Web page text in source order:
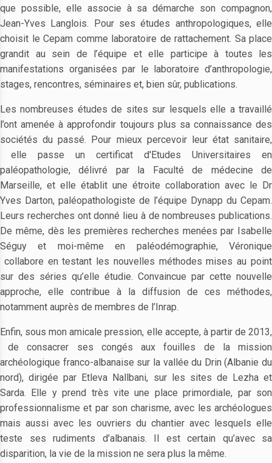
que possible, elle associe à sa démarche son compagnon,
Jean-Yves Langlois. Pour ses études anthropologiques, elle
choisit le Cepam comme laboratoire de rattachement. Sa place
grandit au sein de l’équipe et elle participe à toutes les
manifestations organisées par le laboratoire d’anthropologie,
stages, rencontres, séminaires et, bien sûr, publications.
Les nombreuses études de sites sur lesquels elle a travaillé
l’ont amenée à approfondir toujours plus sa connaissance des
sociétés du passé. Pour mieux percevoir leur état sanitaire,
elle passe un certificat d'Etudes Universitaires en
paléopathologie, délivré par la Faculté de médecine de
Marseille, et elle établit une étroite collaboration avec le Dr
Yves Darton, paléopathologiste de l’équipe Dynapp du Cepam.
Leurs recherches ont donné lieu à de nombreuses publications.
De même, dès les premières recherches menées par Isabelle
Séguy et moi-même en paléodémographie, Véronique
collabore en testant les nouvelles méthodes mises au point
sur des séries qu’elle étudie. Convaincue par cette nouvelle
approche, elle contribue à la diffusion de ces méthodes,
notamment auprès de membres de l’Inrap.
Enfin, sous mon amicale pression, elle accepte, à partir de 2013,
de consacrer ses congés aux fouilles de la mission
archéologique franco-albanaise sur la vallée du Drin (Albanie du
nord), dirigée par Etleva Nallbani, sur les sites de Lezha et
Sarda. Elle y prend très vite une place primordiale, par son
professionnalisme et par son charisme, avec les archéologues
mais aussi avec les ouvriers du chantier avec lesquels elle
teste ses rudiments d’albanais. Il est certain qu’avec sa
disparition, la vie de la mission ne sera plus la même.